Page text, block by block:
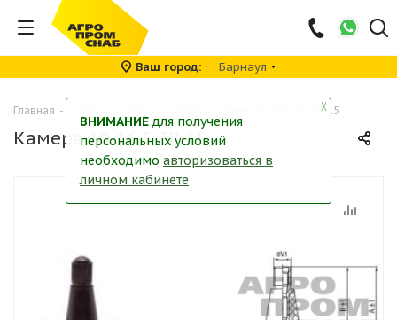
Ваш город Барнаул
Главная - Камера 10-16,5 TR-15
Камера 10-16,5 TR-15
╳
ВНИМАНИЕ для получения
персональных условий
необходимо авторизоваться в
личном кабинете